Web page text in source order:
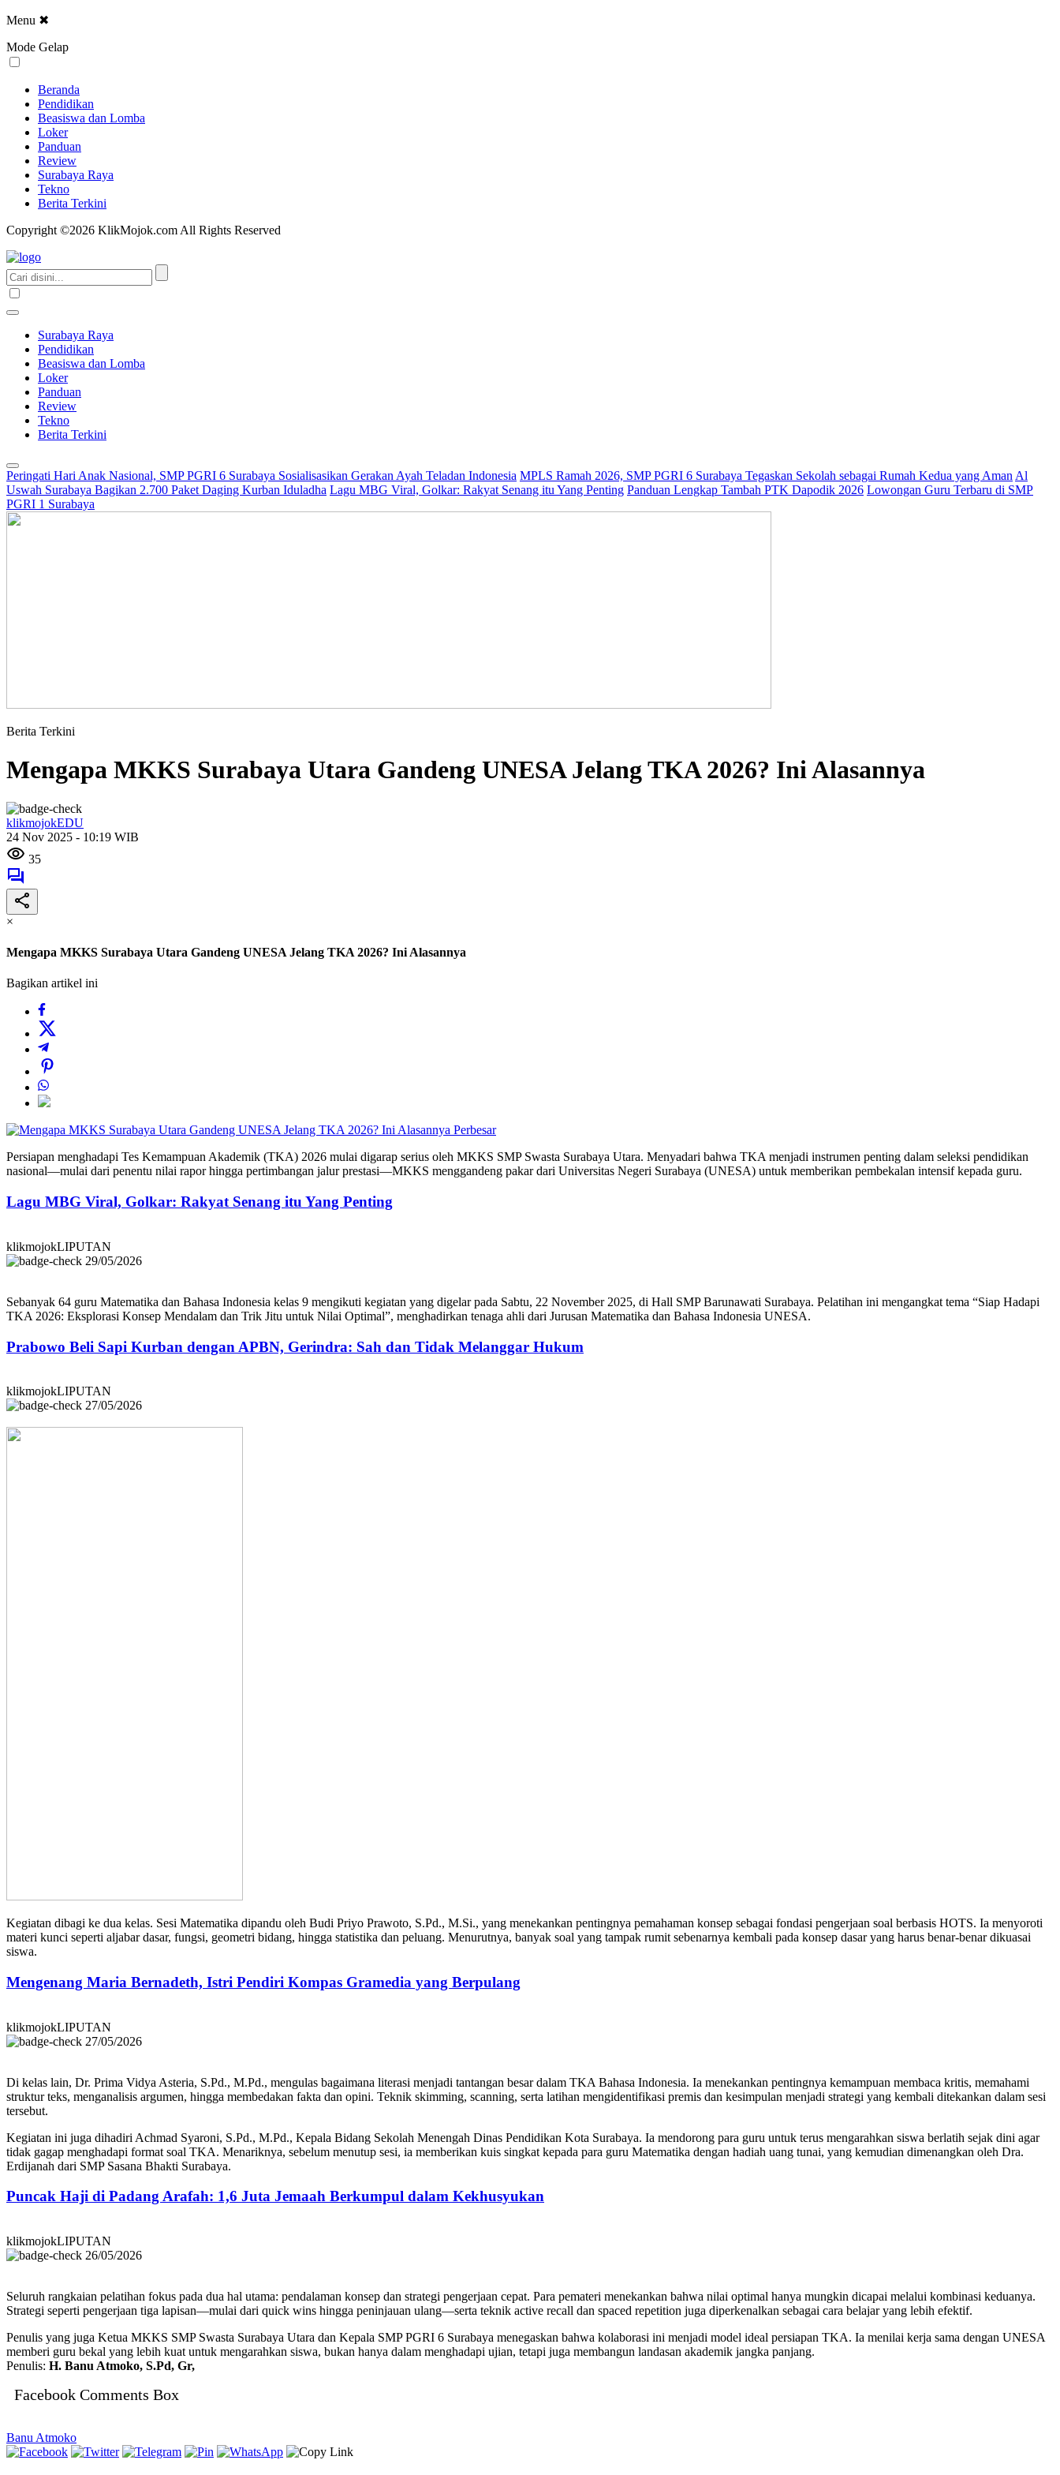
Menu ✖
Mode Gelap
Beranda
Pendidikan
Beasiswa dan Lomba
Loker
Panduan
Review
Surabaya Raya
Tekno
Berita Terkini
Copyright ©2026 KlikMojok.com All Rights Reserved
Surabaya Raya
Pendidikan
Beasiswa dan Lomba
Loker
Panduan
Review
Tekno
Berita Terkini
Peringati Hari Anak Nasional, SMP PGRI 6 Surabaya Sosialisasikan Gerakan Ayah Teladan Indonesia MPLS Ramah 2026, SMP PGRI 6 Surabaya Tegaskan Sekolah sebagai Rumah Kedua yang Aman Al
Uswah Surabaya Bagikan 2.700 Paket Daging Kurban Iduladha Lagu MBG Viral, Golkar: Rakyat Senang itu Yang Penting Panduan Lengkap Tambah PTK Dapodik 2026 Lowongan Guru Terbaru di SMP
PGRI 1 Surabaya
Berita Terkini
Mengapa MKKS Surabaya Utara Gandeng UNESA Jelang TKA 2026? Ini Alasannya
klikmojokEDU
24 Nov 2025 - 10:19 WIB
35
×
Mengapa MKKS Surabaya Utara Gandeng UNESA Jelang TKA 2026? Ini Alasannya
Bagikan artikel ini
Perbesar
Persiapan menghadapi Tes Kemampuan Akademik (TKA) 2026 mulai digarap serius oleh MKKS SMP Swasta Surabaya Utara. Menyadari bahwa TKA menjadi instrumen penting dalam seleksi pendidikan
nasional—mulai dari penentu nilai rapor hingga pertimbangan jalur prestasi—MKKS menggandeng pakar dari Universitas Negeri Surabaya (UNESA) untuk memberikan pembekalan intensif kepada guru.
Lagu MBG Viral, Golkar: Rakyat Senang itu Yang Penting
klikmojokLIPUTAN
29/05/2026
Sebanyak 64 guru Matematika dan Bahasa Indonesia kelas 9 mengikuti kegiatan yang digelar pada Sabtu, 22 November 2025, di Hall SMP Barunawati Surabaya. Pelatihan ini mengangkat tema “Siap Hadapi
TKA 2026: Eksplorasi Konsep Mendalam dan Trik Jitu untuk Nilai Optimal”, menghadirkan tenaga ahli dari Jurusan Matematika dan Bahasa Indonesia UNESA.
Prabowo Beli Sapi Kurban dengan APBN, Gerindra: Sah dan Tidak Melanggar Hukum
klikmojokLIPUTAN
27/05/2026
Kegiatan dibagi ke dua kelas. Sesi Matematika dipandu oleh Budi Priyo Prawoto, S.Pd., M.Si., yang menekankan pentingnya pemahaman konsep sebagai fondasi pengerjaan soal berbasis HOTS. Ia menyoroti
materi kunci seperti aljabar dasar, fungsi, geometri bidang, hingga statistika dan peluang. Menurutnya, banyak soal yang tampak rumit sebenarnya kembali pada konsep dasar yang harus benar-benar dikuasai
siswa.
Mengenang Maria Bernadeth, Istri Pendiri Kompas Gramedia yang Berpulang
klikmojokLIPUTAN
27/05/2026
Di kelas lain, Dr. Prima Vidya Asteria, S.Pd., M.Pd., mengulas bagaimana literasi menjadi tantangan besar dalam TKA Bahasa Indonesia. Ia menekankan pentingnya kemampuan membaca kritis, memahami
struktur teks, menganalisis argumen, hingga membedakan fakta dan opini. Teknik skimming, scanning, serta latihan mengidentifikasi premis dan kesimpulan menjadi strategi yang kembali ditekankan dalam sesi
tersebut.
Kegiatan ini juga dihadiri Achmad Syaroni, S.Pd., M.Pd., Kepala Bidang Sekolah Menengah Dinas Pendidikan Kota Surabaya. Ia mendorong para guru untuk terus mengarahkan siswa berlatih sejak dini agar
tidak gagap menghadapi format soal TKA. Menariknya, sebelum menutup sesi, ia memberikan kuis singkat kepada para guru Matematika dengan hadiah uang tunai, yang kemudian dimenangkan oleh Dra.
Erdijanah dari SMP Sasana Bhakti Surabaya.
Puncak Haji di Padang Arafah: 1,6 Juta Jemaah Berkumpul dalam Kekhusyukan
klikmojokLIPUTAN
26/05/2026
Seluruh rangkaian pelatihan fokus pada dua hal utama: pendalaman konsep dan strategi pengerjaan cepat. Para pemateri menekankan bahwa nilai optimal hanya mungkin dicapai melalui kombinasi keduanya.
Strategi seperti pengerjaan tiga lapisan—mulai dari quick wins hingga peninjauan ulang—serta teknik active recall dan spaced repetition juga diperkenalkan sebagai cara belajar yang lebih efektif.
Penulis yang juga Ketua MKKS SMP Swasta Surabaya Utara dan Kepala SMP PGRI 6 Surabaya menegaskan bahwa kolaborasi ini menjadi model ideal persiapan TKA. Ia menilai kerja sama dengan UNESA
memberi guru bekal yang lebih kuat untuk mengarahkan siswa, bukan hanya dalam menghadapi ujian, tetapi juga membangun landasan akademik jangka panjang.
Penulis: H. Banu Atmoko, S.Pd, Gr,
Facebook Comments Box
Banu Atmoko